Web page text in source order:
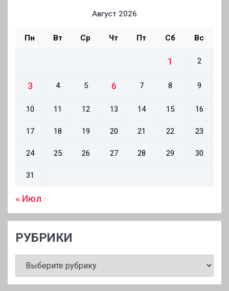
Август 2026
Пн Вт Ср Чт Пт Сб Вс
1 2
3 4 5 6 7 8 9
10 11 12 13 14 15 16
17 18 19 20 21 22 23
24 25 26 27 28 29 30
31
« Июл
РУБРИКИ